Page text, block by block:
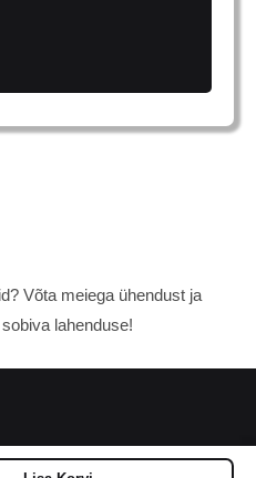
Võta meiega ühendust ja
lahenduse!